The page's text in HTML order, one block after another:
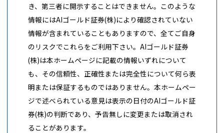
き、第三者に開示することはできません。このような
情報にはAIゴールド証券(株)により確認されていない
情報が含まれていることもありますので、全てご自身
のリスクでこれらをご利用下さい。AIゴールド証券
(株)は本ホームページに記載の情報いずれについて
も、その信頼性、正確性または完全性について何ら表
明または保証するものではありません。本ホームペー
ジで述べられている意見は表示の日付のAIゴールド証
券(株)の判断であり、予告無しに変更または取消され
ることがあります。